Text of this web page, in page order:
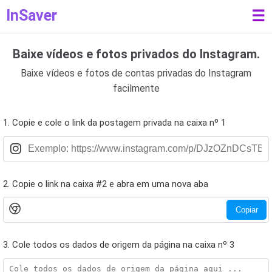
InSaver ☰
Baixe vídeos e fotos privados do Instagram.
Baixe vídeos e fotos de contas privadas do Instagram
facilmente
1. Copie e cole o link da postagem privada na caixa nº 1
2. Copie o link na caixa #2 e abra em uma nova aba
Copiar
3. Cole todos os dados de origem da página na caixa nº 3